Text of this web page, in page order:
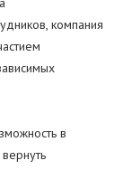
компания
в